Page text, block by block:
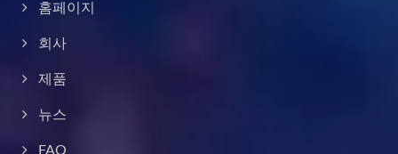
홈페이지
회사
제품
뉴스
FAQ